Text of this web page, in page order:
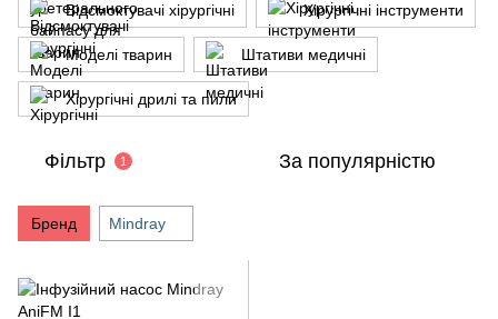
Відсмоктувачі хірургічні Хірургічні інструменти
Моделі тварин Штативи медичні
Хірургічні дрилі та пили
Фільтр 1 За популярністю
Бренд Mindray